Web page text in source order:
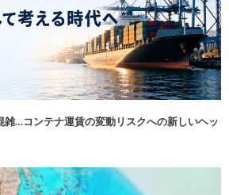
雑…コンテナ運賃の変動リスクへの新しいヘッ